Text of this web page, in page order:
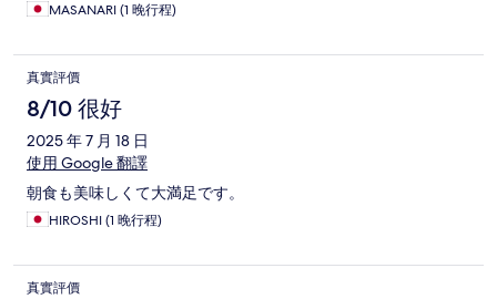
MASANARI (1 晚行程)
真實評價
8/10 很好
2025 年 7 月 18 日
使用 Google 翻譯
朝食も美味しくて大満足です。
HIROSHI (1 晚行程)
真實評價